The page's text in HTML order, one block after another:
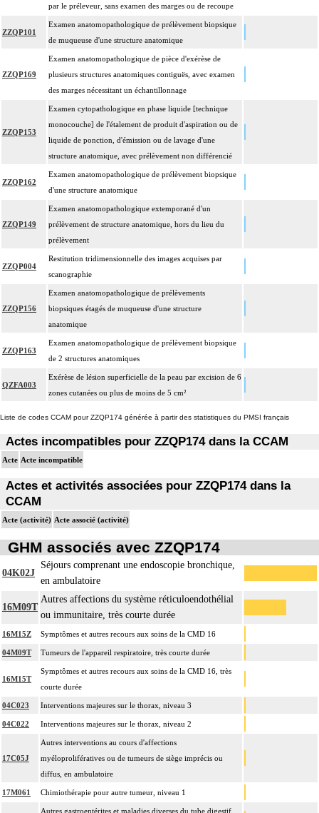
17.2
standard à base d'hémalun ou d'hématoxyline-éosine ou de phloxine avec ou
empreinte par apposition cellulaire
écrasis cellulaire
17.2
Facturation :
un seul acte peut être facturé que l'exérèse soit monobloc ou en fragments non
différenciés par le préleveur, partielle ou totale, pour chaque structure
17
Par organe profond, on entend : tout organe ou toute structure non vasculaire,
de localisation intrathoracique ou intraabdominale.
17
Par organe superficiel, on entend : tout organe ou toute structure non
vasculaire, en dehors de ces localisations.
de ponctions ou de biopsies effectuées à son niveau.
par le préleveur, sans examen des marges ou de recoupe
ZZQP101
Examen anatomopathologique de prélèvement biopsique
de muqueuse d'une structure anatomique
ZZQP169
Examen anatomopathologique de pièce d'exérèse de
plusieurs structures anatomiques contiguës, avec examen
des marges nécessitant un échantillonnage
ZZQP153
Examen cytopathologique en phase liquide [technique
monocouche] de l'étalement de produit d'aspiration ou de
liquide de ponction, d'émission ou de lavage d'une
structure anatomique, avec prélèvement non différencié
ZZQP162
Examen anatomopathologique de prélèvement biopsique
d'une structure anatomique
ZZQP149
Examen anatomopathologique extemporané d'un
prélèvement de structure anatomique, hors du lieu du
prélèvement
ZZQP004
Restitution tridimensionnelle des images acquises par
scanographie
ZZQP156
Examen anatomopathologique de prélèvements
biopsiques étagés de muqueuse d'une structure
anatomique
ZZQP163
Examen anatomopathologique de prélèvement biopsique
de 2 structures anatomiques
QZFA003
Exérèse de lésion superficielle de la peau par excision de 6
zones cutanées ou plus de moins de 5 cm²
Liste de codes CCAM pour ZZQP174 générée à partir des statistiques du PMSI français
Actes incompatibles pour ZZQP174 dans la CCAM
Acte Acte incompatible
Actes et activités associées pour ZZQP174 dans la
CCAM
Acte (activité) Acte associé (activité)
GHM associés avec ZZQP174
04K02J
Séjours comprenant une endoscopie bronchique,
en ambulatoire
16M09T
Autres affections du système réticuloendothélial
ou immunitaire, très courte durée
16M15Z Symptômes et autres recours aux soins de la CMD 16
04M09T Tumeurs de l'appareil respiratoire, très courte durée
16M15T
Symptômes et autres recours aux soins de la CMD 16, très
courte durée
04C023 Interventions majeures sur le thorax, niveau 3
04C022 Interventions majeures sur le thorax, niveau 2
17C05J
Autres interventions au cours d'affections
myéloprolifératives ou de tumeurs de siège imprécis ou
diffus, en ambulatoire
17M061 Chimiothérapie pour autre tumeur, niveau 1
Autres gastroentérites et maladies diverses du tube digestif,